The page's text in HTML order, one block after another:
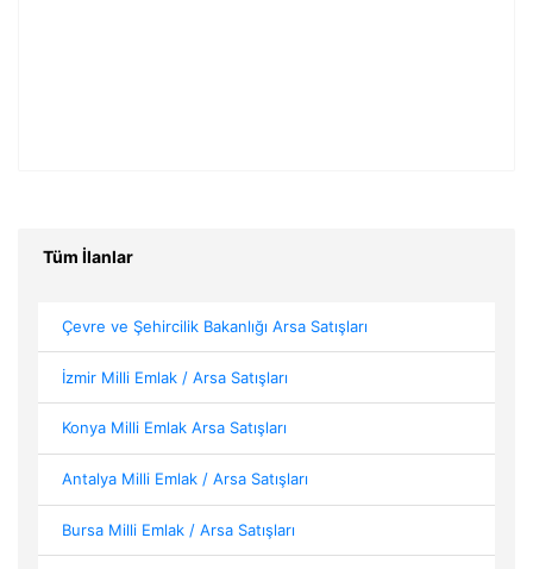
Tüm İlanlar
Çevre ve Şehircilik Bakanlığı Arsa Satışları
İzmir Milli Emlak / Arsa Satışları
Konya Milli Emlak Arsa Satışları
Antalya Milli Emlak / Arsa Satışları
Bursa Milli Emlak / Arsa Satışları